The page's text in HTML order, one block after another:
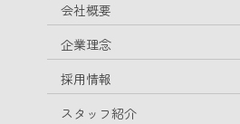
会社概要
企業理念
採用情報
スタッフ紹介